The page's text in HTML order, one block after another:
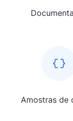
Amostras de